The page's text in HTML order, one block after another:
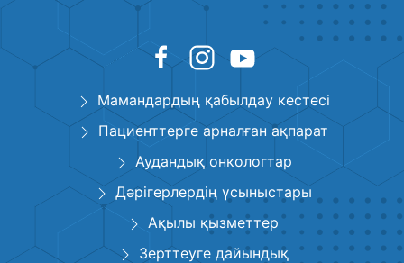
Мамандардың қабылдау кестесі
Пациенттерге арналған ақпарат
Аудандық онкологтар
Дәрігерлердің үсыныстары
Ақылы қызметтер
Зерттеуге дайындық